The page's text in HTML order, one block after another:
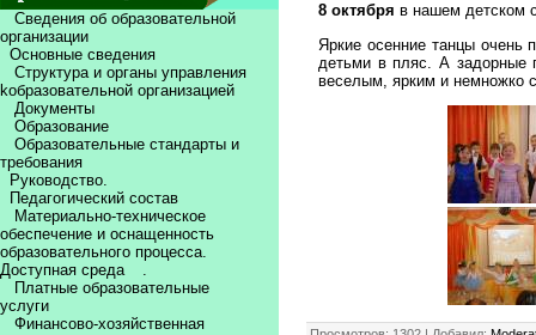
Сведения об образовательной
организации
Основные сведения
Структура и органы управления
kобразовательной организацией
Документы
Образование
Образовательные стандарты и
требования
Руководство.
Педагогический состав
Материально-техническое
обеспечение и оснащенность
образовательного процесса.
Доступная среда
.
Платные образовательные
услуги
Финансово-хозяйственная
8 октября в нашем детском
Яркие осенние танцы очень
детьми в пляс. А задорные
веселым, ярким и немножко